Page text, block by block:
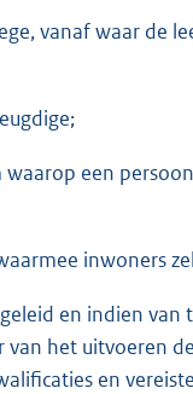
vanaf waar de
een
inwoners
en indien van
van het uitvoeren de
en